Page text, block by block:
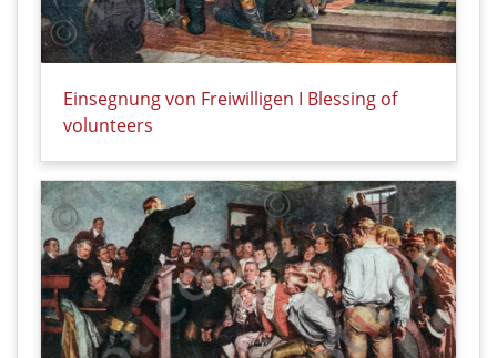
Einsegnung von Freiwilligen I Blessing of
volunteers